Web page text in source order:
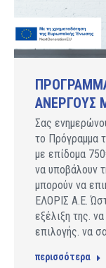
ΑΝΕΡΓΟΥΣ
Σας
το
με επίδομα
να υποβάλουν
μπορούν να
ΕΛΟΡΙΣ Α.Ε.
εξέλιξη της.
επιλογής. να
περισσότερα